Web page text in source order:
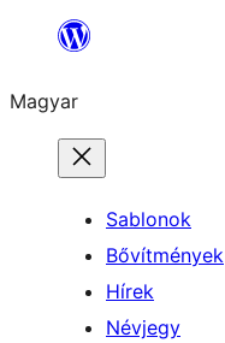
Ugrás
tartalomhoz
Magyar
Sablonok
Bővítmények
Hírek
Névjegy